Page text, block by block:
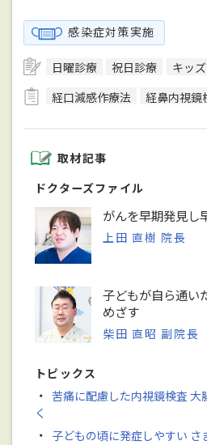
感染症対策実施
日曜診療 祝日診療 キッ
経口減感作療法
経鼻内視鏡
取材記事
ドクターズファイル
がんを早期発見し
上田 直樹 院長
子どもが自ら通い
めざす
柴田 直昭 副院長
トピックス
・ 苦痛に配慮した内視鏡検査
く
・ 子どもの頃に発症しやすい